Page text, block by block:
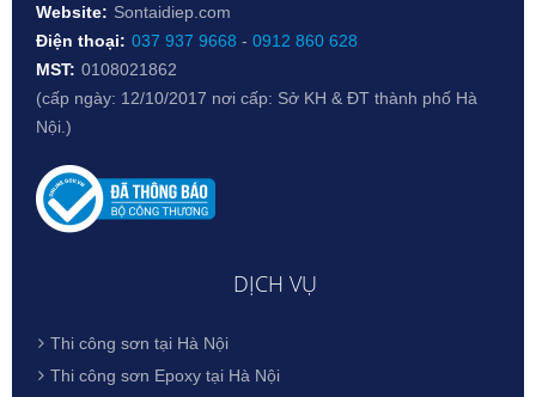
Website: Sontaidiep.com
Điện thoại: 037 937 9668 - 0912 860 628
MST: 0108021862
(cấp ngày: 12/10/2017 nơi cấp: Sở KH & ĐT thành phố Hà
Nội.)
DỊCH VỤ
Thi công sơn tại Hà Nội
Thi công sơn Epoxy tại Hà Nội